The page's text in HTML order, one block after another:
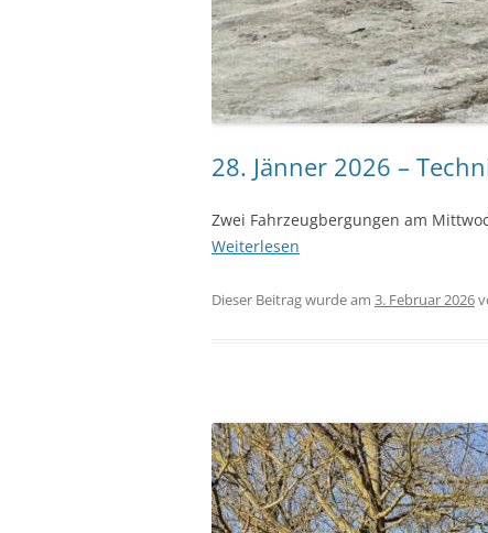
28. Jänner 2026 –
Zwei Fahrzeugbergungen am
Weiterlesen
Dieser Beitrag wurde am 3. Februar 2026